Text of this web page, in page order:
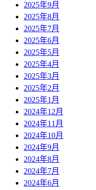
2025年9月
2025年8月
2025年7月
2025年6月
2025年5月
2025年4月
2025年3月
2025年2月
2025年1月
2024年12月
2024年11月
2024年10月
2024年9月
2024年8月
2024年7月
2024年6月